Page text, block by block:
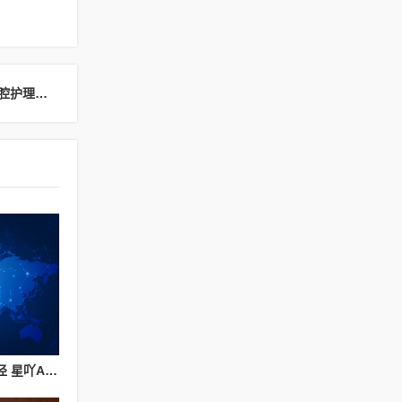
下一篇：倍加洁新品惊艳亮相上海美博会，科技焕新口腔护理引全场关注
探索旧房改造行业新路径 星吖APP以数字化服务赋能上海家装提质升级